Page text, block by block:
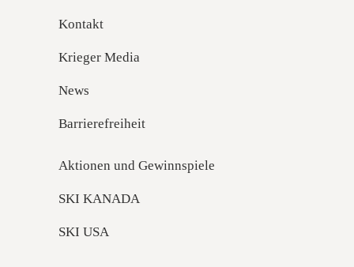
Kontakt
Krieger Media
News
Barrierefreiheit
Aktionen und Gewinnspiele
SKI KANADA
SKI USA